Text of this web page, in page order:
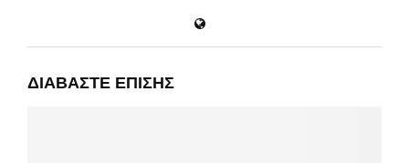
ΔΙΑΒΆΣΤΕ ΕΠΊΣΗΣ